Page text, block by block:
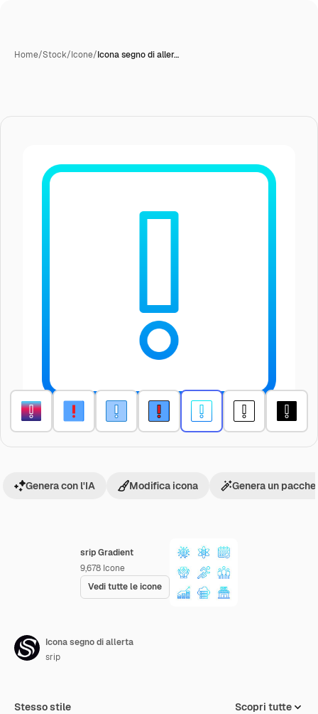
Home/Stock/Icone/Icona segno di aller…
srip Gradient
9,678 Icone
Vedi tutte le icone
Genera con l'IA Modifica icona Genera un
Icona segno di allerta
srip
Stesso stile Scopri tutte